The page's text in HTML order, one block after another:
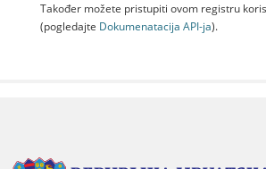
Također možete pristupiti ovom registru
(pogledajte Dokumenаtаcijа API-jа).